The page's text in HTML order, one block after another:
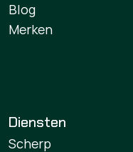
Blog
Merken
Diensten
Scherp